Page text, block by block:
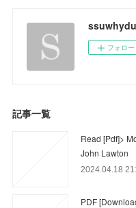
フォロー
記事一覧
Read [Pdf]>
John Lawton
2024.04.18
PDF